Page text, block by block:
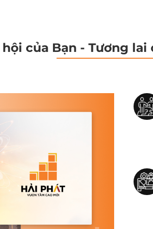
hội của Bạn - Tương lai